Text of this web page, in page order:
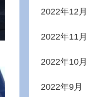
2022年12月
2022年11月
2022年10月
2022年9月